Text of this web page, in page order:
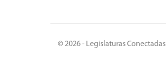
© 2026 - Legislaturas Conectadas